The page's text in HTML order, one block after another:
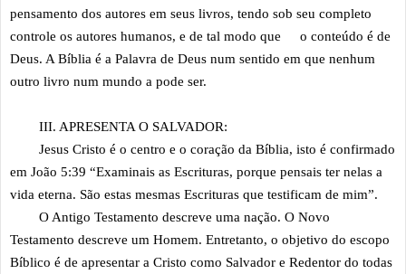
pensamento dos autores em seus livros, tendo sob seu completo
controle os autores humanos, e de tal modo que
o conteúdo é de
Deus. A Bíblia é a Palavra de Deus num sentido em que nenhum
outro livro num mundo a pode ser.
III. APRESENTA O SALVADOR:
Jesus Cristo é o centro e o coração da Bíblia, isto é confirmado
em João 5:39 “Examinais as Escrituras, porque pensais ter nelas a
vida eterna. São estas mesmas Escrituras que testificam de mim”.
O Antigo Testamento descreve uma nação. O Novo
Testamento descreve um Homem. Entretanto, o objetivo do escopo
Bíblico é de apresentar a Cristo como Salvador e Redentor do todas